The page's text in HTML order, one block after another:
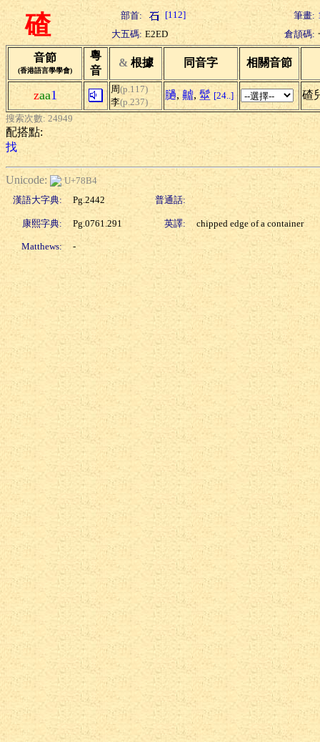
碴 部首: [112] 筆畫:
大五碼: E2ED 倉頡碼:
音節
(香港語言學學會)
粵
音
& 根據 同音字 相關音節
zaa1 周(p.117)
李(p.237)
膼, 齇, 髽 [24..] 碴
搜索次數: 24949
配搭點:
找
Unicode:
U+78B4
漢語大字典:
Pg.2442 普通話:
康熙字典: Pg.0761.291 英譯: chipped edge of a container
Matthews: -